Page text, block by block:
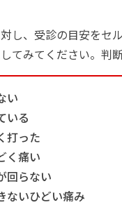
し、受診の目安をセ
てみてください。判
い
いる
打った
く痛い
回らない
ないひどい痛み